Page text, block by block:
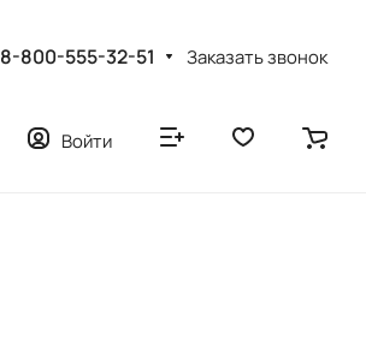
8-800-555-32-51 Заказать звонок
Войти